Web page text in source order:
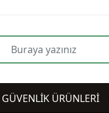
GÜVENLİK ÜRÜNLERİ